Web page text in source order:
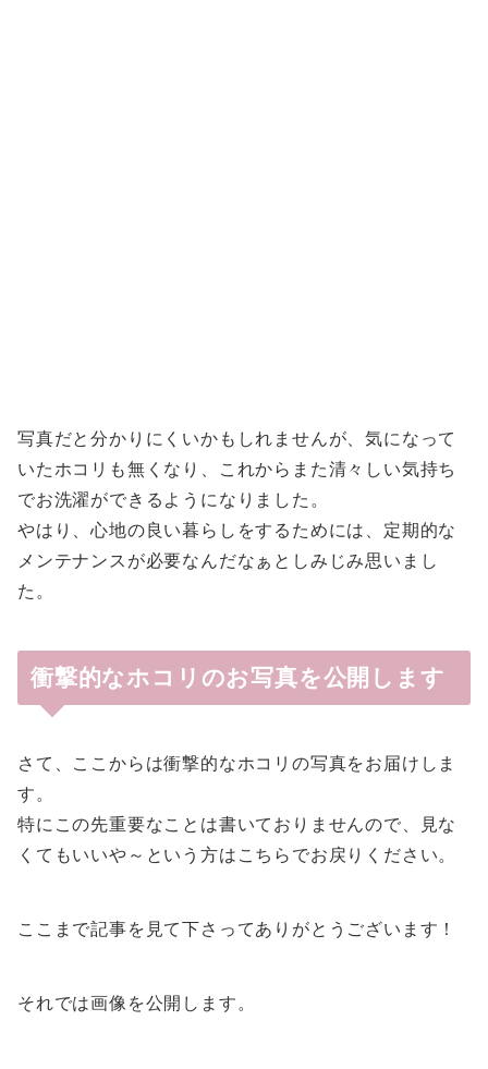
写真だと分かりにくいかもしれませんが、気になって
いたホコリも無くなり、これからまた清々しい気持ち
でお洗濯ができるようになりました。
やはり、心地の良い暮らしをするためには、定期的な
メンテナンスが必要なんだなぁとしみじみ思いまし
た。
衝撃的なホコリのお写真を公開します
さて、ここからは衝撃的なホコリの写真をお届けしま
す。
特にこの先重要なことは書いておりませんので、見な
くてもいいや～という方はこちらでお戻りください。
ここまで記事を見て下さってありがとうございます！
それでは画像を公開します。